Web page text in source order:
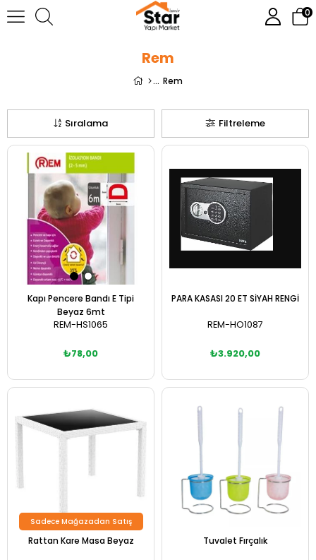
0
Rem
Rem
Filtreleme
Sıralama
Kapı Pencere Bandı E Tipi
Beyaz 6mt
REM-HS1065
₺78,00
PARA KASASI 20 ET SİYAH RENGİ
REM-HO1087
₺3.920,00
Rattan Kare Masa Beyaz
Sadece Mağazadan Satış
Tuvalet Fırçalık